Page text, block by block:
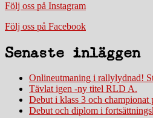
Följ oss på Instagram
Följ oss på Facebook
Senaste inläggen
Onlineutmaning i rallylydnad!
Tävlat igen -ny titel RLD A.
Debut i klass 3 och championat
Debut och diplom i